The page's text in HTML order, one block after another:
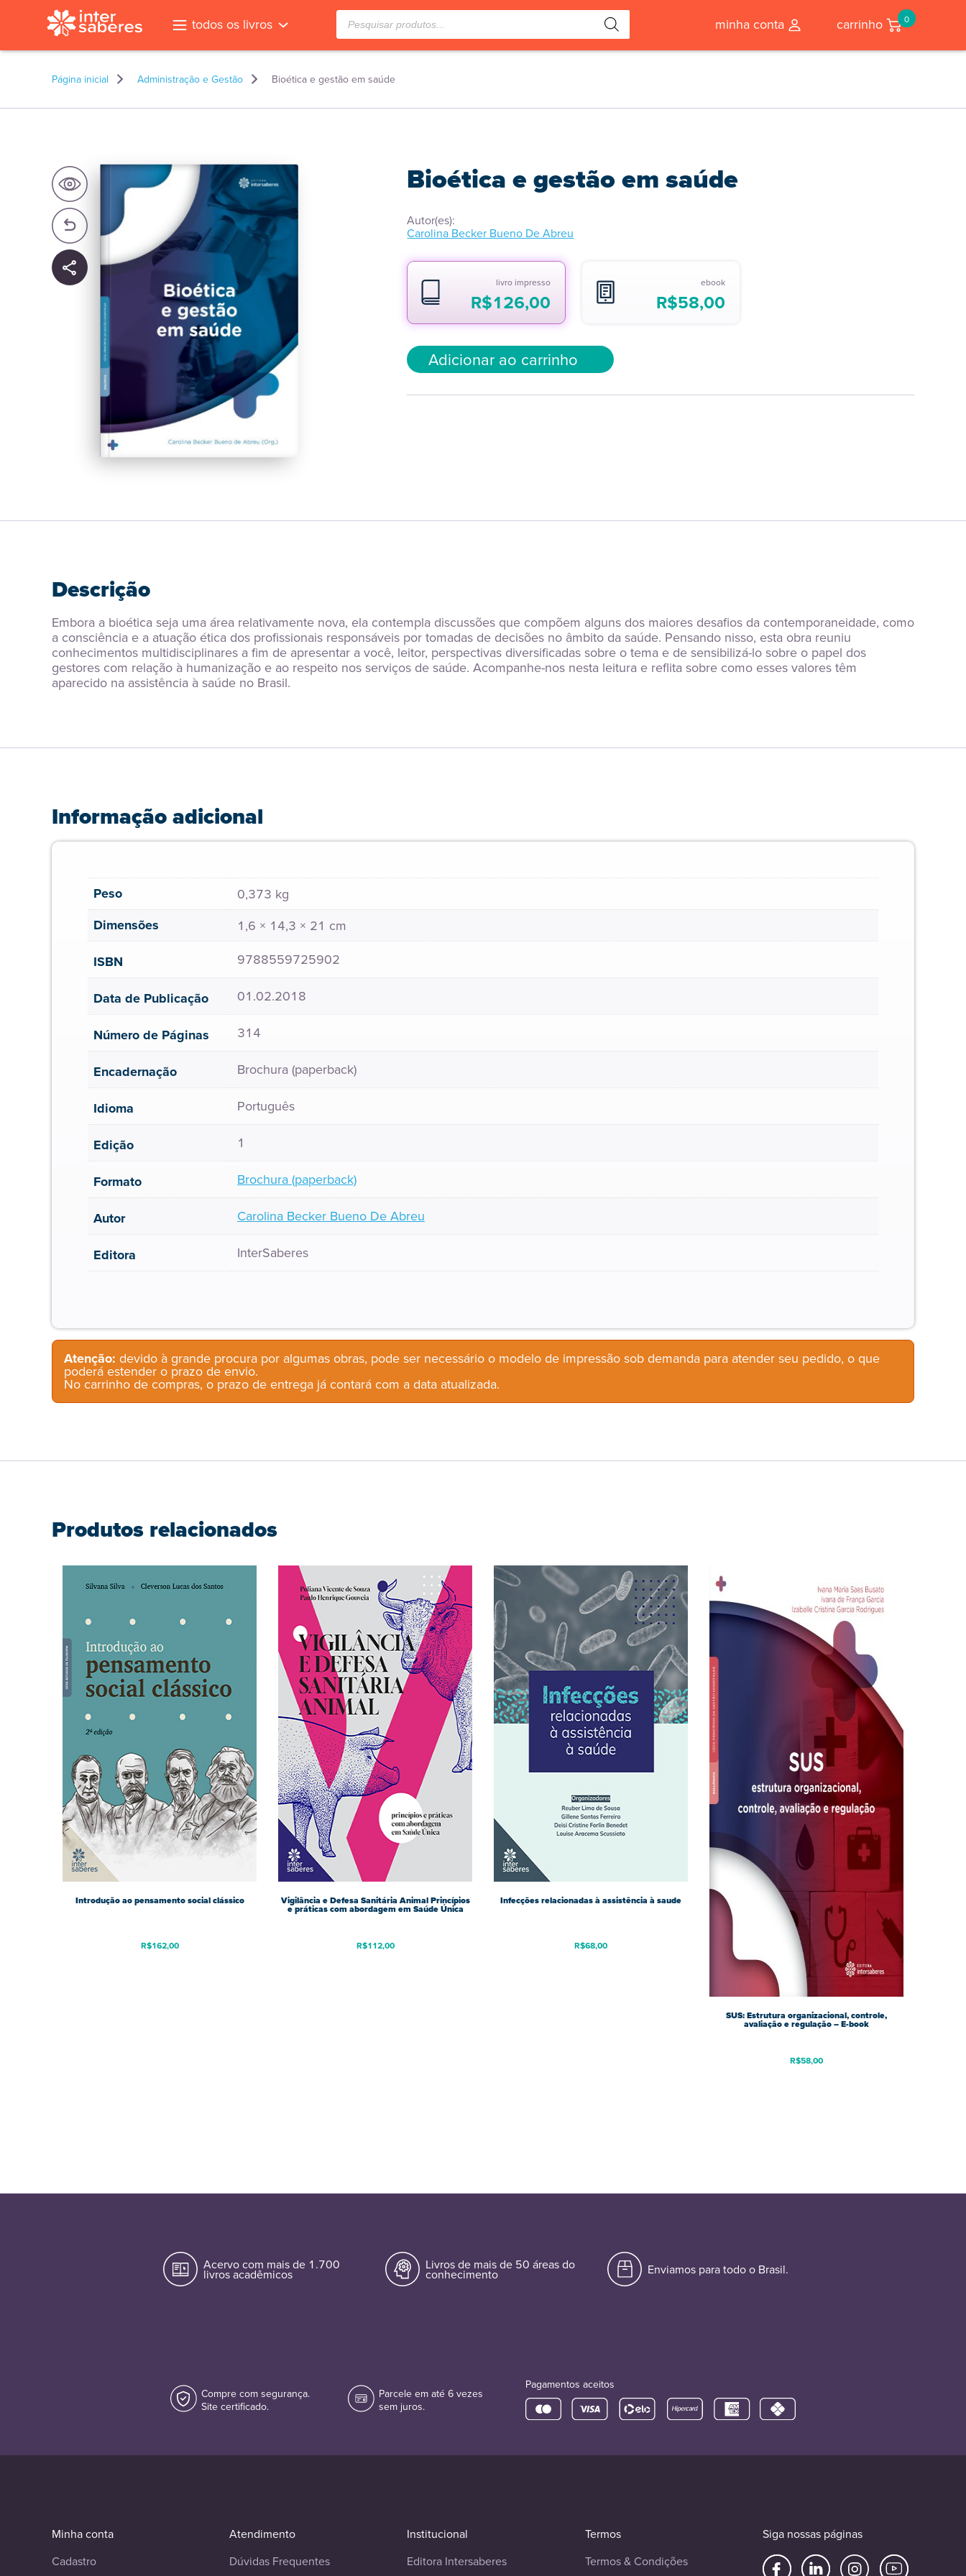
todos os livros
Pesquisar
produtos
minha conta carrinho 0
Página inicial Administração e Gestão Bioética e gestão em saúde
Bioética e gestão em saúde
Autor(es):
Carolina Becker Bueno De Abreu
livro impresso
R$126,00
ebook
R$58,00
Adicionar ao carrinho
Descrição
Embora a bioética seja uma área relativamente nova, ela contempla discussões que compõem alguns dos maiores desafios da contemporaneidade, como
a consciência e a atuação ética dos profissionais responsáveis por tomadas de decisões no âmbito da saúde. Pensando nisso, esta obra reuniu
conhecimentos multidisciplinares a fim de apresentar a você, leitor, perspectivas diversificadas sobre o tema e de sensibilizá-lo sobre o papel dos
gestores com relação à humanização e ao respeito nos serviços de saúde. Acompanhe-nos nesta leitura e reflita sobre como esses valores têm
aparecido na assistência à saúde no Brasil.
Informação adicional
Peso 0,373 kg
Dimensões 1,6 × 14,3 × 21 cm
ISBN 9788559725902
Data de Publicação 01.02.2018
Número de Páginas 314
Encadernação Brochura (paperback)
Idioma Português
Edição 1
Formato Brochura (paperback)
Autor Carolina Becker Bueno De Abreu
Editora InterSaberes
Atenção: devido à grande procura por algumas obras, pode ser necessário o modelo de impressão sob demanda para atender seu pedido, o que
poderá estender o prazo de envio.
No carrinho de compras, o prazo de entrega já contará com a data atualizada.
Produtos relacionados
Introdução ao pensamento social clássico
R$162,00
Vigilância e Defesa Sanitária Animal Princípios
e práticas com abordagem em Saúde Única
R$112,00
Infecções relacionadas à assistência à saude
R$68,00
SUS: Estrutura organizacional, controle,
avaliação e regulação – E-book
R$58,00
Acervo com mais de 1.700
livros acadêmicos
Livros de mais de 50 áreas do
conhecimento Enviamos para todo o Brasil.
Compre com segurança.
Site certificado.
Parcele em até 6 vezes
sem juros.
Pagamentos aceitos
Minha conta
Cadastro
Atendimento
Dúvidas Frequentes
Institucional
Editora Intersaberes
Termos
Termos & Condições
Siga nossas páginas